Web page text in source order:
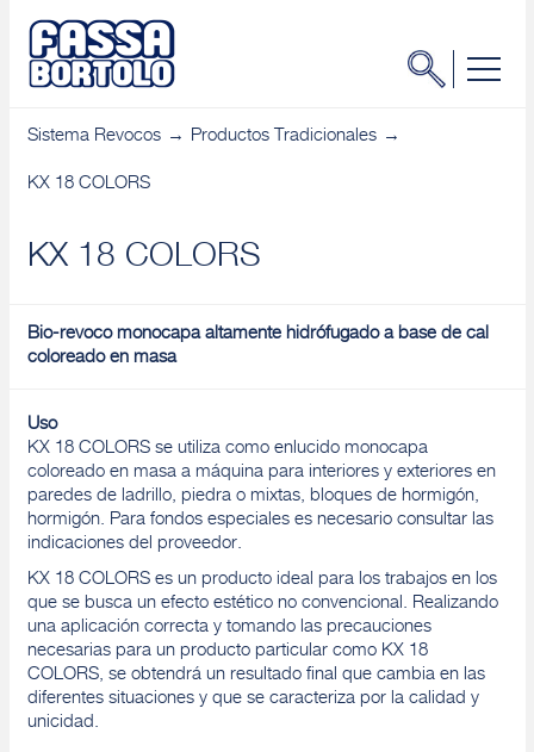
Sistema Revocos Productos Tradicionales
KX 18 COLORS
KX 18 COLORS
Bio-revoco monocapa altamente hidrófugado a base de cal
coloreado en masa
Uso
KX 18 COLORS se utiliza como enlucido monocapa
coloreado en masa a máquina para interiores y exteriores en
paredes de ladrillo, piedra o mixtas, bloques de hormigón,
hormigón. Para fondos especiales es necesario consultar las
indicaciones del proveedor.
KX 18 COLORS es un producto ideal para los trabajos en los
que se busca un efecto estético no convencional. Realizando
una aplicación correcta y tomando las precauciones
necesarias para un producto particular como KX 18
COLORS, se obtendrá un resultado final que cambia en las
diferentes situaciones y que se caracteriza por la calidad y
unicidad.